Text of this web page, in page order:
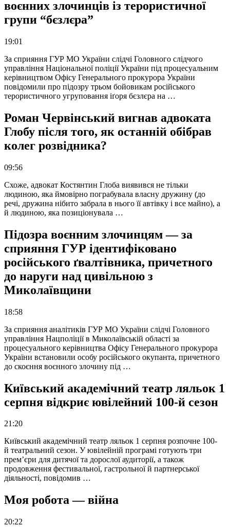
воєнних злочинців із терористичної
групи “бєзлєра”
19:01
За сприяння ГУР МО України слідчі Головного слідчого
управління Національної поліції України під процесуальним
керівництвом Офісу Генерального прокурора України
повідомили про підозру трьом бойовикам російського
терористичного угруповання іґоря бєзлєра на …
Роман Червінський вигнав адвоката
Глобу після того, як останній обібрав
колег розвідника?
09:56
Схоже, адвокат Костянтин Глоба виявився не тільки
людиною, яка ймовірно пограбувала власну дружину (до
речі, дружина нібито забрала в нього її автівку і все майно), а
й людиною, яка позиціонувала …
Підозра воєнним злочинцям — за
сприяння ГУР ідентифіковано
російського ґвалтівника, причетного
до наруги над цивільною з
Миколаївщини
18:58
За сприяння аналітиків ГУР МО України слідчі Головного
управління Нацполіції в Миколаївській області за
процесуального керівництва Офісу Генерального прокурора
України встановили особу російського окупанта, причетного
до скоєння воєнного злочину під …
Київський академічний театр ляльок 1
серпня відкриє ювілейний 100-й сезон
21:20
Київський академічний театр ляльок 1 серпня розпочне 100-
й театральний сезон. У ювілейній програмі готують три
прем’єри для дитячої та дорослої аудиторії, а також
продовження фестивальної, гастрольної й партнерської
діяльності, повідомив …
Моя робота — війна
20:22